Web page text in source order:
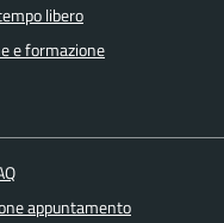
libero
e formazione
appuntamento